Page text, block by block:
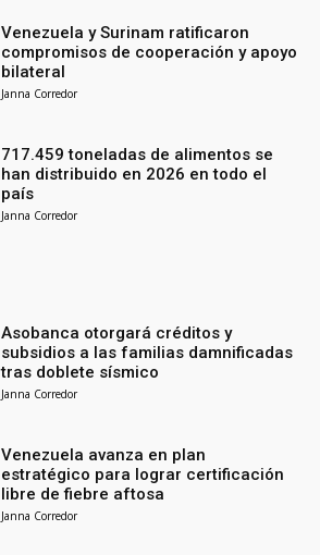
Venezuela y Surinam ratificaron
compromisos de cooperación y apoyo
bilateral
Janna Corredor
717.459 toneladas de alimentos se
han distribuido en 2026 en todo el
país
Janna Corredor
Asobanca otorgará créditos y
subsidios a las familias damnificadas
tras doblete sísmico
Janna Corredor
Venezuela avanza en plan
estratégico para lograr certificación
libre de fiebre aftosa
Janna Corredor